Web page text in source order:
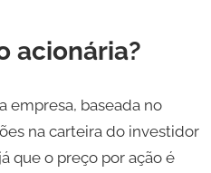
acionária?
empresa, baseada no
na carteira do investidor
que o preço por ação é